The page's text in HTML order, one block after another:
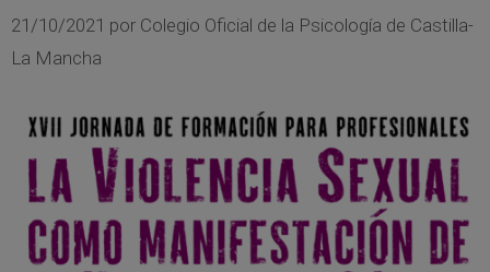
21/10/2021 por Colegio Oficial de la Psicología de Castilla-
La Mancha